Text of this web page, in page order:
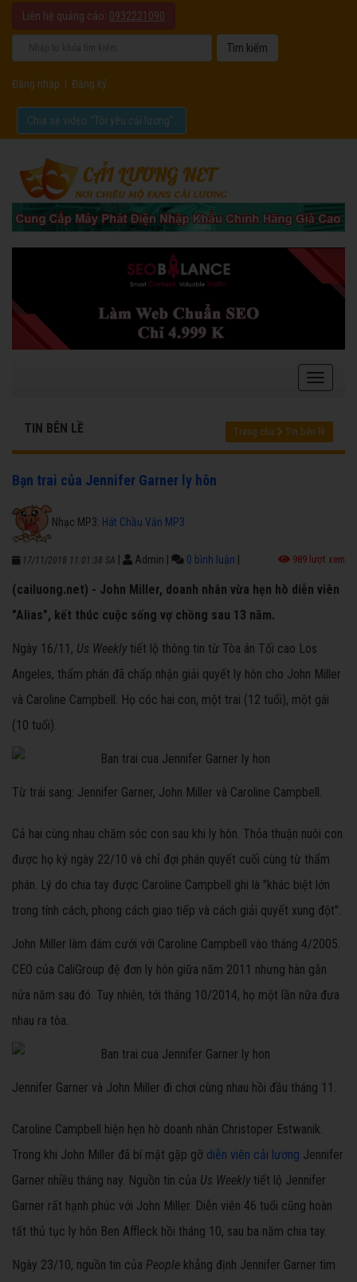
Liên hệ quảng cáo: 0932221090
Đăng nhập Đăng ký
Chia sẻ video "Tôi yêu cải lương".
TIN BÊN LỀ Trang chủ Tin bên lề
Bạn trai của Jennifer Garner ly hôn
Nhạc MP3: Hát Chầu Văn MP3
17/11/2018 11:01:38 SA Admin 0 bình luận 989 lượt xem
(cailuong.net) - John Miller, doanh nhân vừa hẹn hò diễn viên
"Alias", kết thúc cuộc sống vợ chồng sau 13 năm.
Ngày 16/11, Us Weeklytiết lộ thông tin từ Tòa án Tối cao Los
Angeles, thẩm phán đã chấp nhận giải quyết ly hôn cho John Miller
và Caroline Campbell. Họ cóc hai con, một trai (12 tuổi), một gái
(10 tuổi).
Từ trái sang: Jennifer Garner, John Miller và Caroline Campbell.
Cả hai cùng nhau chăm sóc con sau khi ly hôn. Thỏa thuận nuôi con
được họ ký ngày 22/10 và chỉ đợi phán quyết cuối cùng từ thẩm
phán. Lý do chia tay được Caroline Campbell ghi là "khác biệt lớn
trong tính cách, phong cách giao tiếp và cách giải quyết xung đột".
John Miller làm đám cưới với Caroline Campbell vào tháng 4/2005.
CEO của CaliGroup đệ đơn ly hôn giữa năm 2011 nhưng hàn gắn
nửa năm sau đó. Tuy nhiên, tới tháng 10/2014, họ một lần nữa đưa
nhau ra tòa.
Jennifer Garner và John Miller đi chơi cùng nhau hồi đầu tháng 11.
Caroline Campbell hiện hẹn hò doanh nhân Christoper Estwanik.
Trong khi John Miller đã bí mật gặp gỡ diễn viên cải lương Jennifer
Garner nhiều tháng nay. Nguồn tin của Us Weeklytiết lộ Jennifer
Garner rất hạnh phúc với John Miller. Diễn viên 46 tuổi cũng hoàn
tất thủ tục ly hôn Ben Affleck hồi tháng 10, sau ba năm chia tay.
Ngày 23/10, nguồn tin của People khẳng định Jennifer Garner tìm